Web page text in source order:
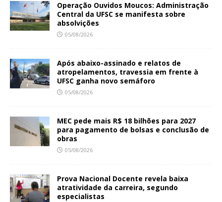
Operação Ouvidos Moucos: Administração
Central da UFSC se manifesta sobre
absolvições
05/08/2026
Após abaixo-assinado e relatos de
atropelamentos, travessia em frente à
UFSC ganha novo semáforo
05/08/2026
MEC pede mais R$ 18 bilhões para 2027
para pagamento de bolsas e conclusão de
obras
05/08/2026
Prova Nacional Docente revela baixa
atratividade da carreira, segundo
especialistas